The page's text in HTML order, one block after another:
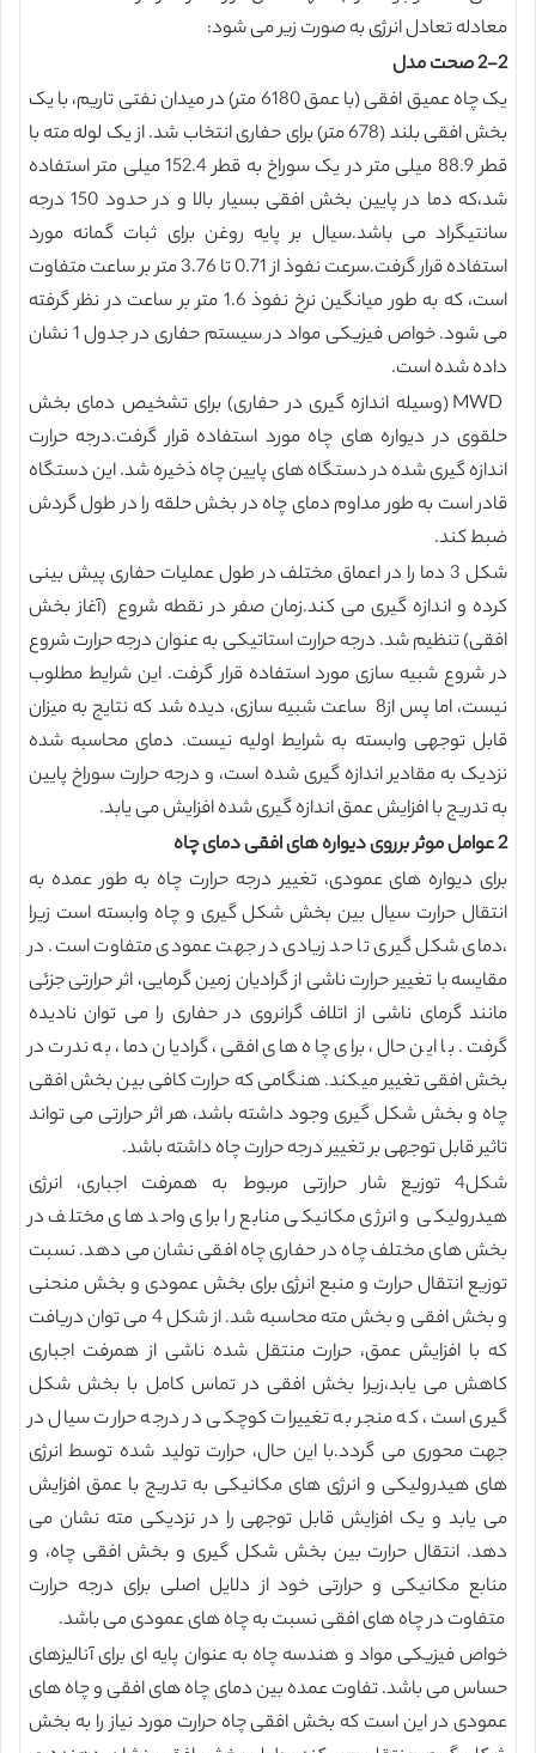
معادله تعادل انرژی به صورت زیر می شود:
2-2 صحت مدل
یک چاه عمیق افقی (با عمق 6180 متر) در میدان نفتی تاریم، با یک
بخش افقی بلند (678 متر) برای حفاری انتخاب شد. از یک لوله مته با
قطر 88.9 میلی متر در یک سوراخ به قطر 152.4 میلی متر استفاده
شد،که دما در پایین بخش افقی بسیار بالا و در حدود 150 درجه
سانتیگراد می باشد.سیال بر پایه روغن برای ثبات گمانه مورد
استفاده قرار گرفت.سرعت نفوذ از 0.71 تا 3.76 متر بر ساعت متفاوت
است، که به طور میانگین نرخ نفوذ 1.6 متر بر ساعت در نظر گرفته
می شود. خواص فیزیکی مواد در سیستم حفاری در جدول 1 نشان
داده شده است.
MWD (وسیله اندازه گیری در حفاری) برای تشخیص دمای بخش
حلقوی در دیواره های چاه مورد استفاده قرار گرفت.درجه حرارت
اندازه گیری شده در دستگاه های پایین چاه ذخیره شد. این دستگاه
قادر است به طور مداوم دمای چاه در بخش حلقه را در طول گردش
ضبط کند.
شکل 3 دما را در اعماق مختلف در طول عملیات حفاری پیش بینی
کرده و اندازه گیری می کند.زمان صفر در نقطه شروع (آغاز بخش
افقی) تنظیم شد. درجه حرارت استاتیکی به عنوان درجه حرارت شروع
در شروع شبیه سازی مورد استفاده قرار گرفت. این شرایط مطلوب
نیست، اما پس از8 ساعت شبیه سازی، دیده شد که نتایج به میزان
قابل توجهی وابسته به شرایط اولیه نیست. دمای محاسبه شده
نزدیک به مقادیر اندازه گیری شده است، و درجه حرارت سوراخ پایین
به تدریج با افزایش عمق اندازه گیری شده افزایش می یابد.
2 عوامل موثر برروی دیواره های افقی دمای چاه
برای دیواره های عمودی، تغییر درجه حرارت چاه به طور عمده به
انتقال حرارت سیال بین بخش شکل گیری و چاه وابسته است زیرا
،دمای شکل گیری تا حد زیادی در جهت عمودی متفاوت است. در
مقایسه با تغییر حرارت ناشی از گرادیان زمین گرمایی، اثر حرارتی جزئی
مانند گرمای ناشی از اتلاف گرانروی در حفاری را می توان نادیده
گرفت. با این حال، برای چاه های افقی، گرادیان دما، به ندرت در
بخش افقی تغییر میکند. هنگامی که حرارت کافی بین بخش افقی
چاه و بخش شکل گیری وجود داشته باشد، هر اثر حرارتی می تواند
تاثیر قابل توجهی بر تغییر درجه حرارت چاه داشته باشد.
شکل4 توزیع شار حرارتی مربوط به همرفت اجباری، انرژی
هیدرولیکی و انرژی مکانیکی منابع را برای واحد های مختلف در
بخش های مختلف چاه در حفاری چاه افقی نشان می دهد. نسبت
توزیع انتقال حرارت و منبع انرژی برای بخش عمودی و بخش منحنی
و بخش افقی و بخش مته محاسبه شد. از شکل 4 می توان دریافت
که با افزایش عمق، حرارت منتقل شده ناشی از همرفت اجباری
کاهش می یابد،زیرا بخش افقی در تماس کامل با بخش شکل
گیری است، که منجر به تغییرات کوچکی در درجه حرارت سیال در
جهت محوری می گردد.با این حال، حرارت تولید شده توسط انرژی
های هیدرولیکی و انرژی های مکانیکی به تدریج با عمق افزایش
می یابد و یک افزایش قابل توجهی را در نزدیکی مته نشان می
دهد. انتقال حرارت بین بخش شکل گیری و بخش افقی چاه، و
منابع مکانیکی و حرارتی خود از دلایل اصلی برای درجه حرارت
متفاوت در چاه های افقی نسبت به چاه های عمودی می باشد.
خواص فیزیکی مواد و هندسه چاه به عنوان پایه ای برای آنالیزهای
حساس می باشد. تفاوت عمده بین دمای چاه های افقی و چاه های
عمودی در این است که بخش افقی چاه حرارت مورد نیاز را به بخش